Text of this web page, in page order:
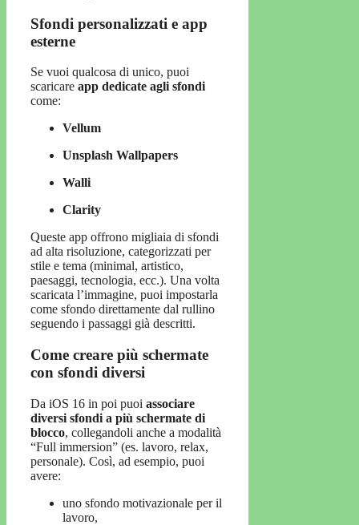
Sfondi personalizzati e app
esterne
Se vuoi qualcosa di unico, puoi
scaricare app dedicate agli sfondi
come:
Vellum
Unsplash Wallpapers
Walli
Clarity
Queste app offrono migliaia di sfondi
ad alta risoluzione, categorizzati per
stile e tema (minimal, artistico,
paesaggi, tecnologia, ecc.). Una volta
scaricata l’immagine, puoi impostarla
come sfondo direttamente dal rullino
seguendo i passaggi già descritti.
Come creare più schermate
con sfondi diversi
Da iOS 16 in poi puoi associare
diversi sfondi a più schermate di
blocco, collegandoli anche a modalità
“Full immersion” (es. lavoro, relax,
personale). Così, ad esempio, puoi
avere:
uno sfondo motivazionale per il
lavoro,